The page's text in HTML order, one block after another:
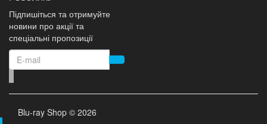
Підпишіться та отримуйте
новини про акції та
спеціальні пропозиції
Blu-ray Shop © 2026